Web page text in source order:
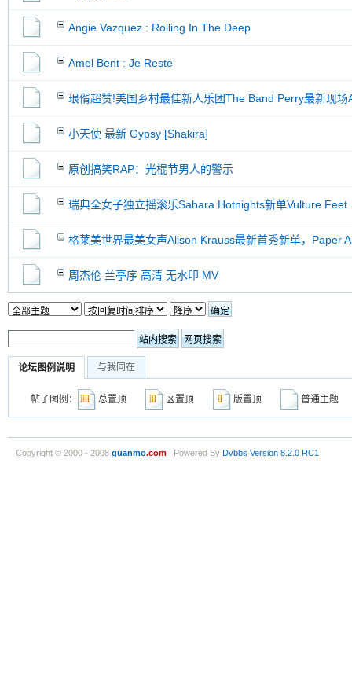
Angie Vazquez : Rolling In The Deep
Amel Bent : Je Reste
珢偦超赞!美国乡村最佳新人乐团The Band Perry最新现场
小天使 最新 Gypsy [Shakira]
原创搞笑RAP：光棍节男人的警示
瑞典全女子独立摇滚乐Sahara Hotnights新单Vulture Feet
格莱美世界最美女声Alison Krauss最新首秀新单，Paper
周杰伦 兰亭序 高清 无水印 MV
论坛图例说明 与我同在
帖子图例： 总置顶 区置顶 版置顶 普通主
Copyright © 2000 - 2008 guanmo.com Powered By Dvbbs Version 8.2.0 RC1